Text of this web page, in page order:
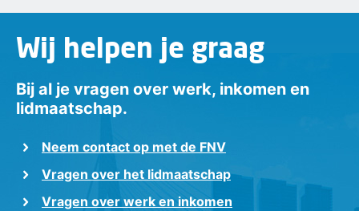
Wij helpen je graag
Bij al je vragen over werk, inkomen en
lidmaatschap.
Neem contact op met de FNV
Vragen over het lidmaatschap
Vragen over werk en inkomen